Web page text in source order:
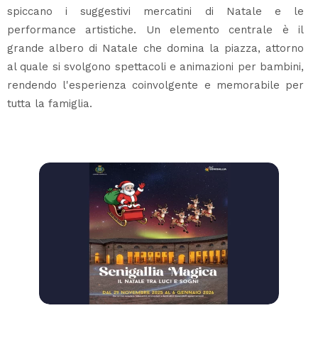
spiccano i suggestivi mercatini di Natale e le
performance artistiche. Un elemento centrale è il
grande albero di Natale che domina la piazza, attorno
al quale si svolgono spettacoli e animazioni per bambini,
rendendo l'esperienza coinvolgente e memorabile per
tutta la famiglia.